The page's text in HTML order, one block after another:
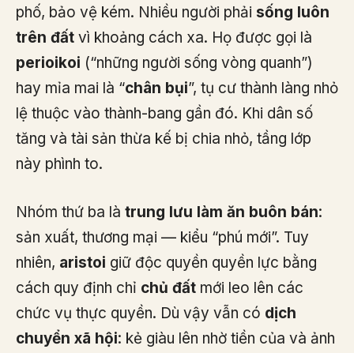
phố, bảo vệ kém. Nhiều người phải sống luôn
trên đất vì khoảng cách xa. Họ được gọi là
perioikoi (“những người sống vòng quanh”)
hay mỉa mai là “chân bụi”, tụ cư thành làng nhỏ
lệ thuộc vào thành-bang gần đó. Khi dân số
tăng và tài sản thừa kế bị chia nhỏ, tầng lớp
này phình to.
Nhóm thứ ba là trung lưu làm ăn buôn bán:
sản xuất, thương mại — kiểu “phú mới”. Tuy
nhiên, aristoi giữ độc quyền quyền lực bằng
cách quy định chỉ chủ đất mới leo lên các
chức vụ thực quyền. Dù vậy vẫn có dịch
chuyển xã hội: kẻ giàu lên nhờ tiền của và ảnh